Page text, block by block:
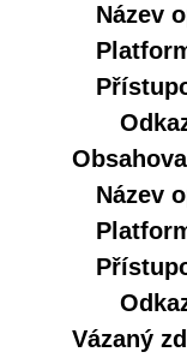
Název
Název
Vázaný